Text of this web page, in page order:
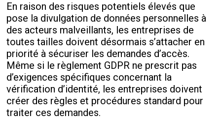
En raison des risques potentiels élevés que
pose la divulgation de données personnelles à
des acteurs malveillants, les entreprises de
toutes tailles doivent désormais s’attacher en
priorité à sécuriser les demandes d’accès.
Même si le règlement GDPR ne prescrit pas
d’exigences spécifiques concernant la
vérification d’identité, les entreprises doivent
créer des règles et procédures standard pour
traiter ces demandes.